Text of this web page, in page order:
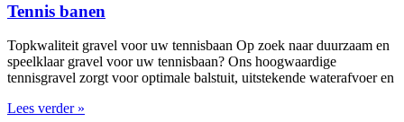
Tennis banen
Topkwaliteit gravel voor uw tennisbaan Op zoek naar duurzaam en
speelklaar gravel voor uw tennisbaan? Ons hoogwaardige
tennisgravel zorgt voor optimale balstuit, uitstekende waterafvoer en
Lees verder »